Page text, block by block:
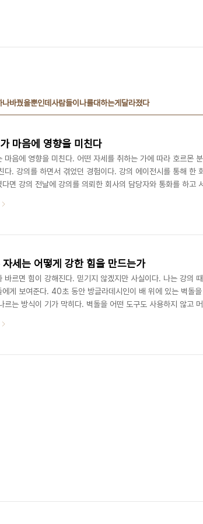
나바꿨을뿐인데사람들이나를대하는게달라졌다
마음에 영향을 미친다
마음에 영향을 미친다. 어떤 자세를 취하는 가에 따라 호르몬
다. 강의를 하면서 겪었던 경험이다. 강의 에이전시를 통해 한
다면 강의 전날에 강의를 의뢰한 회사의 담당자와 통화를 하고
받았다. 자신들도 대기업의 의뢰를 받아 행사 운영을 대행하고
행할 수 있게 해달라는 것이었다. 아침 9시 강의였으니 2시간
자세는 어떻게 강한 힘을 만드는가
바르면 힘이 강해진다. 믿기지 않겠지만 사실이다. 나는 강의
에게 보여준다. 40초 동안 방글라데시인이 배 위에 있는 벽돌
르는 방식이 기가 막히다. 벽돌을 어떤 도구도 사용하지 않고
너무 높아 손이 벽돌의 맨 위에 닿지도 않을 정도인데 벽돌을 던
youtu.be/_8HyTyTbS5A 정말 바른 자세 한다고 저렇게